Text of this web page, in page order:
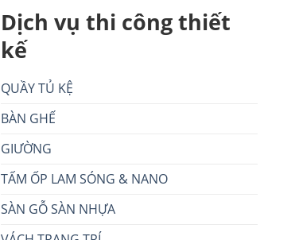
Dịch vụ thi công thiết
kế
QUẦY TỦ KỆ
BÀN GHẾ
GIƯỜNG
TẤM ỐP LAM SÓNG & NANO
SÀN GỖ SÀN NHỰA